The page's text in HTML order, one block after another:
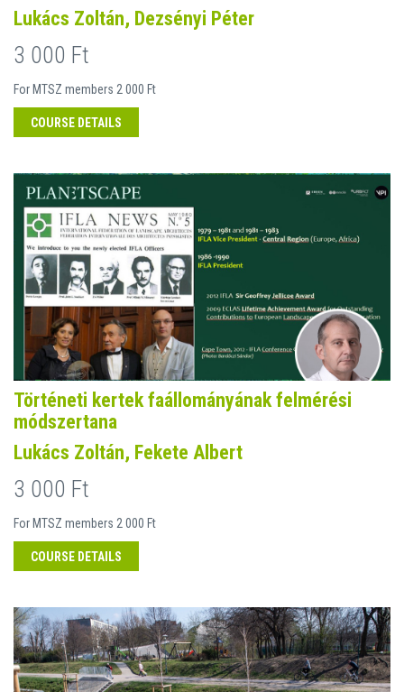
Lukács Zoltán, Dezsényi Péter
3 000 Ft
For MTSZ members 2 000 Ft
COURSE DETAILS
Történeti kertek faállományának felmérési
módszertana
Lukács Zoltán, Fekete Albert
3 000 Ft
For MTSZ members 2 000 Ft
COURSE DETAILS